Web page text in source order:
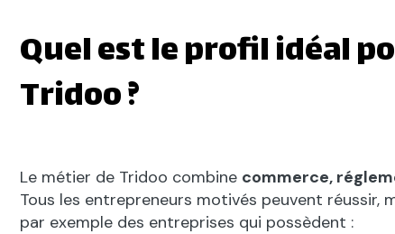
Quel est le profil idéal
Tridoo ?
Le métier de Tridoo combine commerce,
Tous les entrepreneurs motivés peuvent réussir,
par exemple des entreprises qui possèdent :